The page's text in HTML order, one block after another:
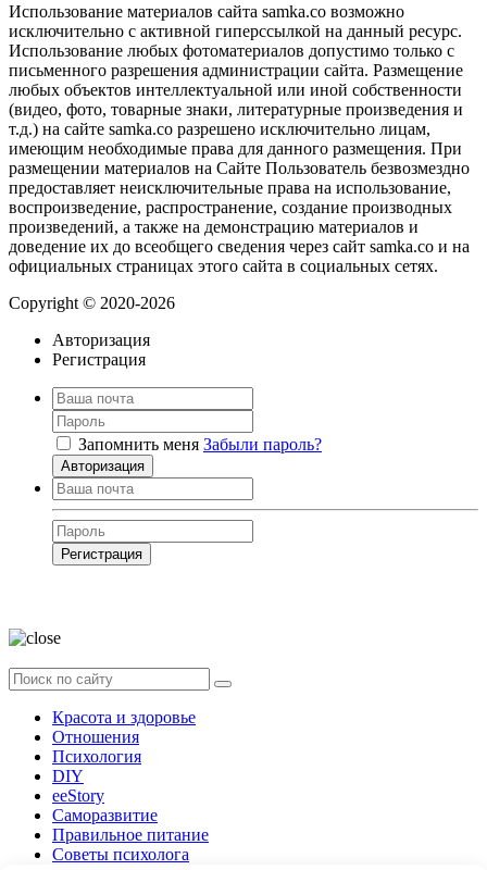
Использование материалов сайта samka.co возможно
исключительно с активной гиперссылкой на данный ресурс.
Использование любых фотоматериалов допустимо только с
письменного разрешения администрации сайта. Размещение
любых объектов интеллектуальной или иной собственности
(видео, фото, товарные знаки, литературные произведения и
т.д.) на сайте samka.co разрешено исключительно лицам,
имеющим необходимые права для данного размещения. При
размещении материалов на Сайте Пользователь безвозмездно
предоставляет неисключительные права на использование,
воспроизведение, распространение, создание производных
произведений, а также на демонстрацию материалов и
доведение их до всеобщего сведения через сайт samka.co и на
официальных страницах этого сайта в социальных сетях.
Copyright © 2020-2026
Авторизация
Регистрация
Запомнить меня Забыли пароль?
Авторизация
Регистрация
Красота и здоровье
Отношения
Психология
DIY
ееStory
Саморазвитие
Правильное питание
Советы психолога